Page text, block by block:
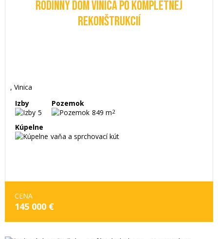
RODINNÝ DOM VINICA PO KOMPLETNEJ
REKONŠTRUKCIÍ
, Vinica
Izby
5
Pozemok
849 m2
Kúpelne
vaňa a sprchovací kút
CENA
145 000 €